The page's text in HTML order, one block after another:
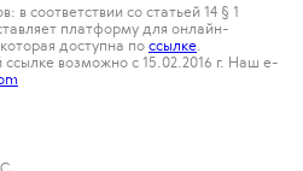
в соответствии со статьей 14 § 1
платформу для онлайн-
доступна поссылке.
возможно с 15.02.2016 г. Наш е-